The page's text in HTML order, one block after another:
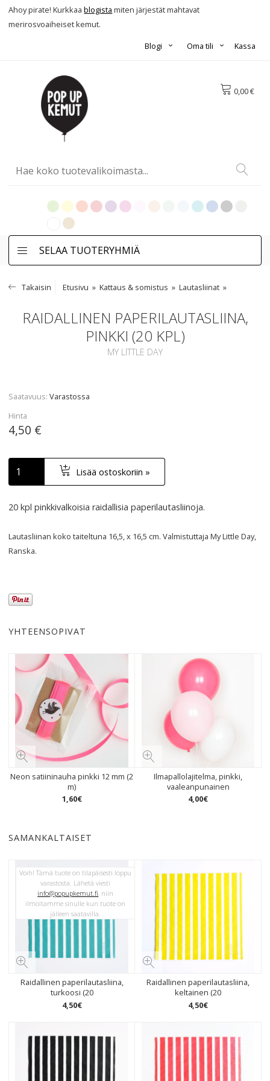
Ahoy pirate! Kurkkaablogista miten järjestät mahtavat
merirosvoaiheiset kemut.
Kassa
Oma tili
Blogi
0,00 €
SELAA TUOTERYHMIÄ
Takaisin Etusivu Kattaus & somistus Lautasliinat
RAIDALLINEN PAPERILAUTASLIINA,
PINKKI (20 KPL)
MY LITTLE DAY
Saatavuus Varastossa
Hinta
4,50 €
Lisää ostoskoriin »
20 kpl pinkkivalkoisia raidallisia paperilautasliinoja.
Lautasliinan koko taiteltuna 16,5, x 16,5 cm. Valmistuttaja My Little Day,
Ranska.
YHTEENSOPIVAT
Neon satiininauha pinkki 12 mm (2
m)
1,60€
Ilmapallolajitelma, pinkki,
vaaleanpunainen
4,00€
SAMANKALTAISET
Raidallinen paperilautasliina,
turkoosi (20
4,50€
Voih! Tämä tuote on tilapäisesti loppu
varastosta. Lähetä viesti
info@popupkemut.fi, niin
ilmoitamme sinulle kun tuote on
jälleen saatavilla.
Raidallinen paperilautasliina,
keltainen (20
4,50€